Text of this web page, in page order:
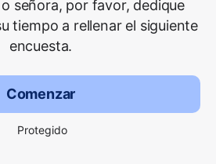
señora, por favor, dedique
tiempo a rellenar el siguiente
encuesta.
Comenzar
Protegido